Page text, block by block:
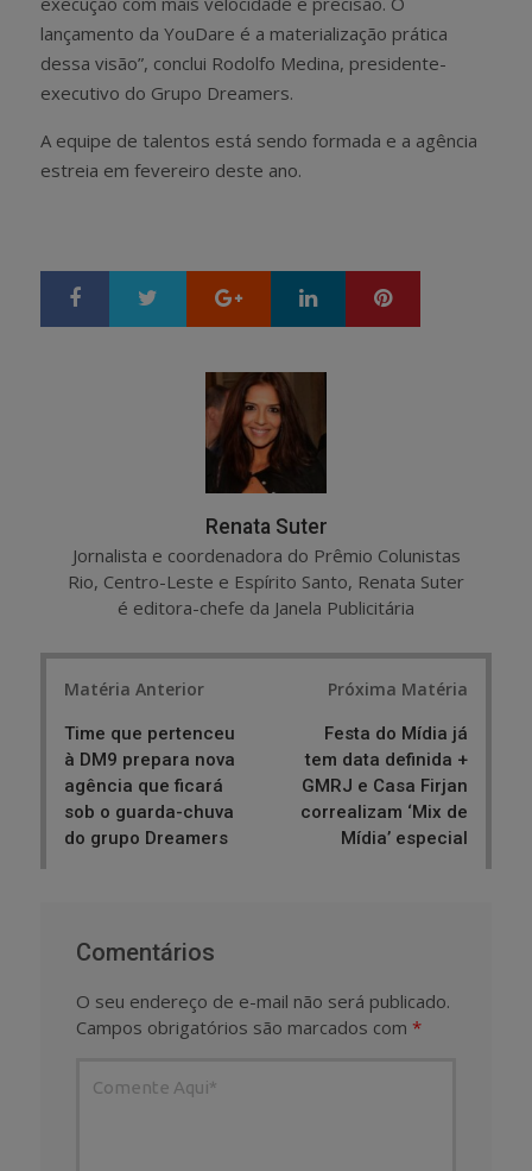
lançamento da YouDare é a materialização prática
dessa visão”, conclui Rodolfo Medina, presidente-
executivo do Grupo Dreamers.
A equipe de talentos está sendo formada e a agência
estreia em fevereiro deste ano.
Google+ LinkedIn
Renata Suter
Jornalista e coordenadora do Prêmio Colunistas
Rio, Centro-Leste e Espírito Santo, Renata Suter
é editora-chefe da Janela Publicitária
Matéria Anterior
Time que pertenceu
à DM9 prepara nova
agência que ficará
sob o guarda-chuva
do grupo Dreamers
Próxima Matéria
Festa do Mídia já
tem data definida +
GMRJ e Casa Firjan
correalizam ‘Mix de
Mídia’ especial
Comentários
O seu endereço de e-mail não será publicado.
Campos obrigatórios são marcados com *